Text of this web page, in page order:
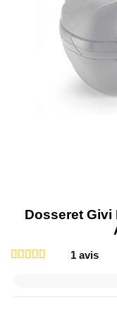
Dosseret Givi
1 avis